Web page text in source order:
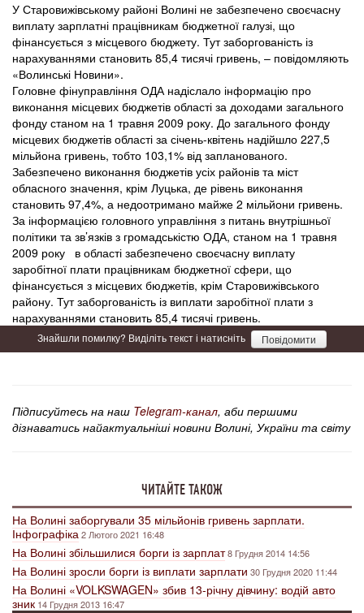
У Старовижівському районі Волині не забезпечено своєчасну
виплату зарплатні працівникам бюджетної галузі, що
фінансується з місцевого бюджету. Тут заборгованість із
нарахуваннями становить 85,4 тисячі гривень, – повідомляють
«Волинські Новини».
Головне фінуправління ОДА надіслало інформацію про
виконання місцевих бюджетів області за доходами загального
фонду станом на 1 травня 2009 року. До загального фонду
місцевих бюджетів області за січень-квітень надійшло 227,5
мільйона гривень, тобто 103,1% від запланованого.
Забезпечено виконання бюджетів усіх районів та міст
обласного значення, крім Луцька, де рівень виконання
становить 97,4%, а недоотримано майже 2 мільйони гривень.
За інформацією головного управління з питань внутрішньої
політики та зв’язків з громадськістю ОДА, станом на 1 травня
2009 року в області забезпечено своєчасну виплату
заробітної плати працівникам бюджетної сфери, що
фінансується з місцевих бюджетів, крім Старовижівського
району. Тут заборгованість із виплати заробітної плати з
нарахуваннями становить 85,4 тисячі гривень.
Знайшли помилку? Виділіть текст і натисніть Повідомити
Підписуйтесь на наш Telegram-канал, аби першими
дізнаватись найактуальніші новини Волині, України та світу
ЧИТАЙТЕ ТАКОЖ
На Волині заборгували 35 мільйонів гривень зарплати.
Інфографіка2 Лютого 2021 16:48
На Волині збільшилися борги із зарплат8 Грудня 2014 14:56
На Волині зросли борги із виплати зарплати 30 Грудня 2020 11:44
На Волині «VOLKSWAGEN» збив 13-річну дівчину: водій авто
зник 14 Грудня 2013 16:47